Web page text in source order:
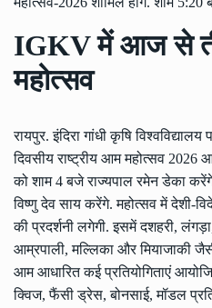
IGKV में आज से
महोत्सव
रायपुर. इंदिरा गांधी कृषि
दिवसीय राष्ट्रीय आम महोत्सव 2026
को शाम 4 बजे राज्यपाल रमेन डेका
विष्णु देव साय करेंगे. महोत्सव में देशी-
की प्रदर्शनी लगेगी. इसमें दशहरी,
आम्रपाली, मल्लिका और मियाजाकी
आम आधारित कई प्रतियोगिताएं
क्विज, फैंसी ड्रेस, बोनसाई, मॉडल